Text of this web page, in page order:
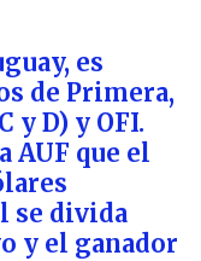
es
de Primera,
y D) y OFI.
AUF que el
se divida
y el ganador